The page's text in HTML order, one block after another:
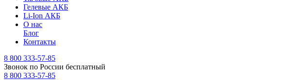
Гелевые АКБ
Li-Ion АКБ
О нас
Блог
Контакты
8 800 333-57-85
Звонок по России бесплатный
8 800 333-57-85